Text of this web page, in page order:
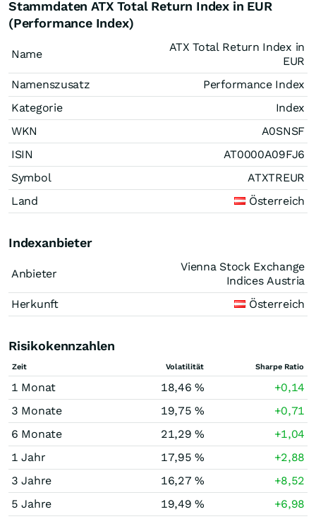
Stammdaten ATX Total Return Index in EUR
(Performance Index)
Name
ATX Total Return Index in
EUR
Namenszusatz
Performance Index
Kategorie
Index
WKN
A0SNSF
ISIN
AT0000A09FJ6
Symbol
ATXTREUR
Land
Österreich
Indexanbieter
Anbieter
Vienna Stock Exchange
Indices Austria
Herkunft
Österreich
Risikokennzahlen
Zeit Volatilität Sharpe Ratio
1 Monat 18,46 %
+0,14
3 Monate
19,75 %
+0,71
6 Monate
21,29 %
+1,04
1 Jahr
17,95 %
+2,88
3 Jahre
16,27 %
+8,52
5 Jahre
19,49 % +6,98